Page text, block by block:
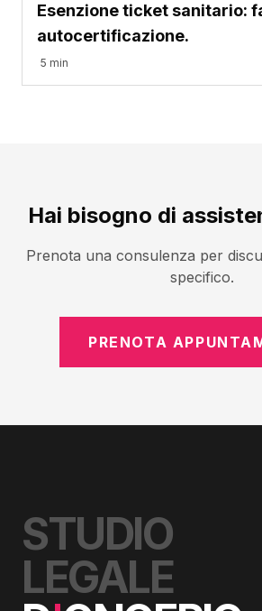
Esenzione ticket sanitario:
autocertificazione.
5 min
Hai bisogno di
Prenota una consulenza per
specifico.
PRENOTA
STUDIO
LEGALE